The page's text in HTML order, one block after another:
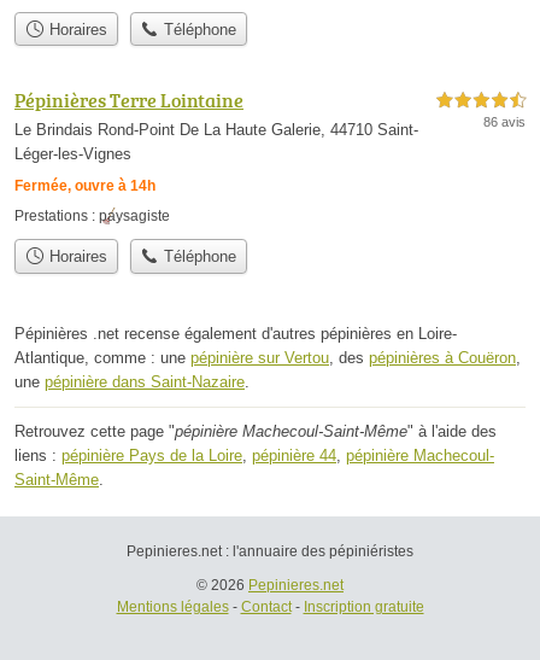
Horaires Téléphone
Pépinières Terre Lointaine
Le Brindais Rond-Point De La Haute Galerie, 44710 Saint-
Léger-les-Vignes
Fermée, ouvre à 14h
4,5 étoiles sur 5
86 avis
Prestations : paysagiste
Horaires Téléphone
Pépinières .net recense également d'autres pépinières en Loire-
Atlantique, comme : une pépinière sur Vertou , des pépinières à Couëron
une pépinière dans Saint-Nazaire
Retrouvez cette page "pépinière Machecoul-Saint-Même" à l'aide des
liens : pépinière Pays de la Loire pépinière 44 pépinière Machecoul-
Saint-Même
Pepinieres.net : l'annuaire des pépiniéristes
© 2026 Pepinieres.net
Mentions légales- Contact- Inscription gratuite